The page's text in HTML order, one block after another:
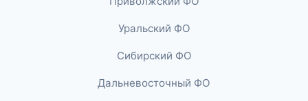
Уральский ФО
Сибирский ФО
Дальневосточный ФО